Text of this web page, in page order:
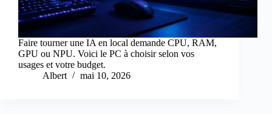
Faire tourner une IA en local demande CPU, RAM,
GPU ou NPU. Voici le PC à choisir selon vos
usages et votre budget.
Albert
mai 10, 2026